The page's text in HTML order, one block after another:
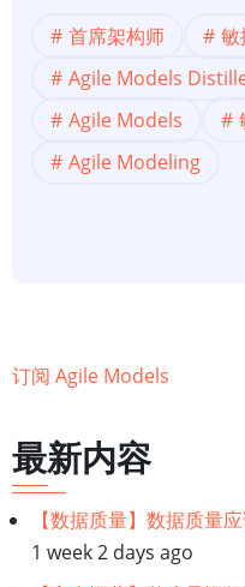
架
构
师
敏
实
捷
型
提
首席架构师
敏
Agile Models
Agile Models
Agile Modeling
订阅 Agile Models
最新内容
【数据质量】数据质量
1 week 2 days ago